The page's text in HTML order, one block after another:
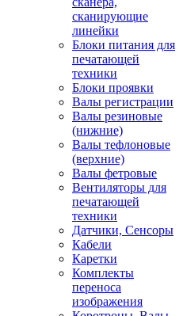
сканирующие
линейки
Блоки питания для
печатающей
техники
Блоки проявки
Валы регистрации
Валы резиновые
(нижние)
Валы тефлоновые
(верхние)
Валы фетровые
Вентиляторы для
печатающей
техники
Датчики, Сенсоры
Кабели
Каретки
Комплекты
переноса
изображения